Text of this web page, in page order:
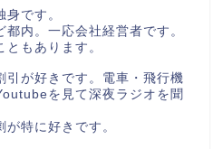
です。
内。一応会社経営者です。
もあります。
引が好きです。電車・飛行機
を見て深夜ラジオを聞
特に好きです。